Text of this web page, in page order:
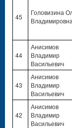
45
Головизина
Владимировна
44
Анисимов
Владимир
Васильевич
43
Анисимов
Владимир
Васильевич
42
Анисимов
Владимир
Васильевич